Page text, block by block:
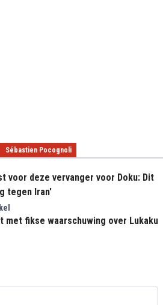
Sébastien Pocognoli
voor deze vervanger voor Doku: Dit
tegen Iran'
met fikse waarschuwing over Lukaku